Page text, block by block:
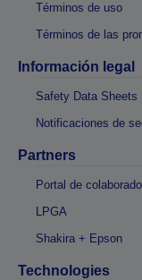
Términos de uso
Términos de las
Información legal
Safety Data Sheets
Notificaciones de
Partners
Portal de
LPGA
Shakira + Epson
Technologies